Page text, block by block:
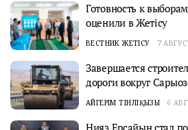
Готовность к
оценили в Жетісу
ВЕСТНИК ЖЕТІСУ 7
Завершается
дороги вокруг
АЙГЕРІМ ТІНӘЛІҚЫЗЫ 6
Нияз Ерсайын стал